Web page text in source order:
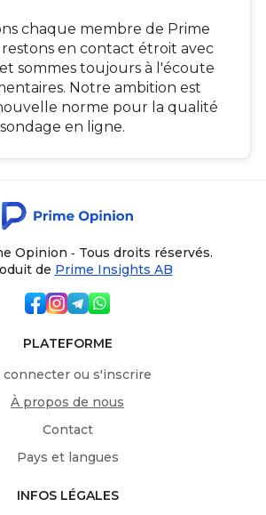
chaque membre de Prime
en contact étroit avec
sommes toujours à l'écoute
Notre ambition est
norme pour la qualité
en ligne.
Opinion ‐ Tous droits réservés.
de Prime Insights AB
PLATEFORME
connecter ou s'inscrire
À propos de nous
Contact
Pays et langues
INFOS LÉGALES